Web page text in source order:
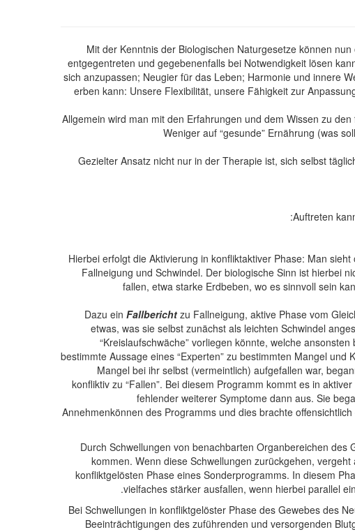
Mit der Kenntnis der Biologischen Naturgesetze können
entgegentreten und gegebenenfalls bei Notwendigkeit lösen
sich anzupassen; Neugier für das Leben; Harmonie und innere
erben kann: Unsere Flexibilität, unsere Fähigkeit zur
Allgemein wird man mit den Erfahrungen und dem Wissen zu
Weniger auf “gesunde” Ernährung (was
Gezielter Ansatz nicht nur in der Therapie ist, sich selbst
Auftreten
Hierbei erfolgt die Aktivierung in konfliktaktiver Phase: Man
Fallneigung und Schwindel. Der biologische Sinn ist hierbei
fallen, etwa starke Erdbeben, wo es sinnvoll sein
Dazu ein Fallbericht zu Fallneigung, aktive Phase vom
etwas, was sie selbst zunächst als leichten Schwindel
“Kreislaufschwäche” vorliegen könnte, welche
bestimmte Aussage eines “Experten” zu bestimmten Mangel
Mangel bei ihr selbst (vermeintlich) aufgefallen war,
konfliktiv zu “Fallen”. Bei diesem Programm kommt es in
fehlender weiterer Symptome dann aus. Sie
Annehmenkönnen des Programms und dies brachte
– Durch Schwellungen von benachbarten Organbereichen
kommen. Wenn diese Schwellungen zurückgehen,
konfliktgelösten Phase eines Sonderprogramms. In diesem
vielfaches stärker ausfallen, wenn hierbei parallel
– Bei Schwellungen in konfliktgelöster Phase des Gewebes
Beeinträchtigungen des zuführenden und versorgenden